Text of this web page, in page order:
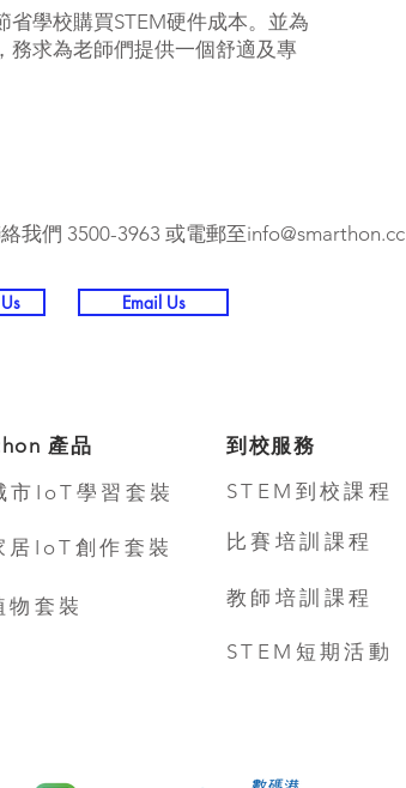
學校購買STEM硬件成本。並為
務求為老師們提供一個舒適及專
我們 3500-3963 或電郵至info@smarthon.cc
Email Us
產品
市IoT學習套裝
居IoT創作套裝
物套裝
到校服務
STEM到校課程
比賽培訓課程
教師培訓課程
STEM短期活動